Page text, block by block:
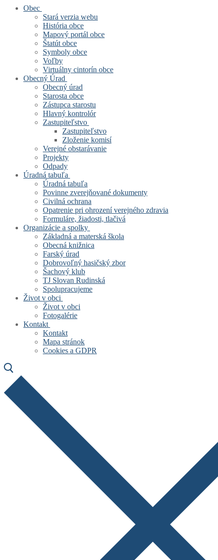
Obec
Stará verzia webu
História obce
Mapový portál obce
Štatút obce
Symboly obce
Voľby
Virtuálny cintorín obce
Obecný Úrad
Obecný úrad
Starosta obce
Zástupca starostu
Hlavný kontrolór
Zastupiteľstvo
Zastupiteľstvo
Zloženie komisí
Verejné obstarávanie
Projekty
Odpady
Úradná tabuľa
Úradná tabuľa
Povinne zverejňované dokumenty
Civilná ochrana
Opatrenie pri ohrození verejného zdravia
Formuláre, žiadosti, tlačivá
Organizácie a spolky
Základná a materská škola
Obecná knižnica
Farský úrad
Dobrovoľný hasičský zbor
Šachový klub
TJ Slovan Rudinská
Spolupracujeme
Život v obci
Život v obci
Fotogalérie
Kontakt
Kontakt
Mapa stránok
Cookies a GDPR